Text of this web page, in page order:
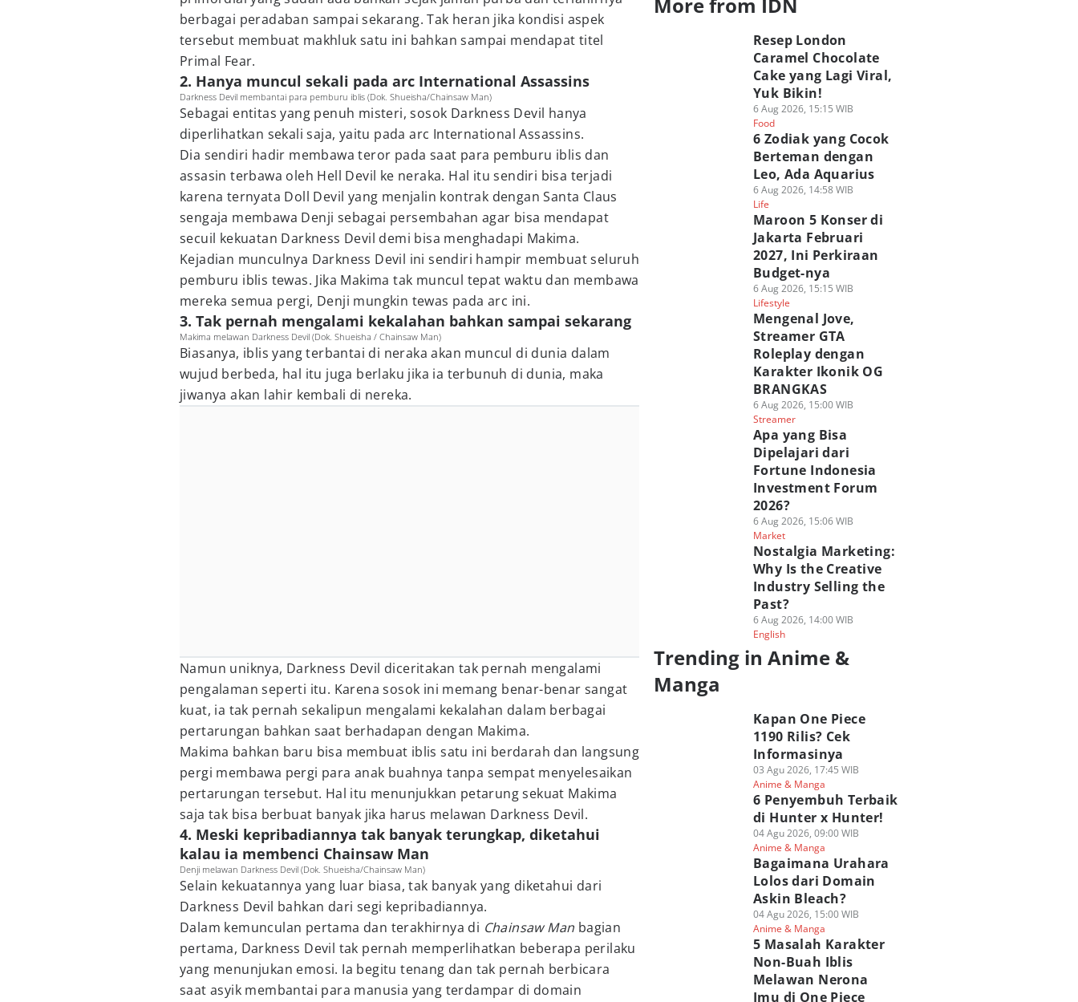
berbagai peradaban sampai sekarang. Tak heran jika kondisi aspek
tersebut membuat makhluk satu ini bahkan sampai mendapat titel
Primal Fear.
2. Hanya muncul sekali pada arc International Assassins
Darkness Devil membantai para pemburu iblis (Dok. Shueisha/Chainsaw Man)
Sebagai entitas yang penuh misteri, sosok Darkness Devil hanya
diperlihatkan sekali saja, yaitu pada arc International Assassins.
Dia sendiri hadir membawa teror pada saat para pemburu iblis dan
assasin terbawa oleh Hell Devil ke neraka. Hal itu sendiri bisa terjadi
karena ternyata Doll Devil yang menjalin kontrak dengan Santa Claus
sengaja membawa Denji sebagai persembahan agar bisa mendapat
secuil kekuatan Darkness Devil demi bisa menghadapi Makima.
Kejadian munculnya Darkness Devil ini sendiri hampir membuat seluruh
pemburu iblis tewas. Jika Makima tak muncul tepat waktu dan membawa
mereka semua pergi, Denji mungkin tewas pada arc ini.
3. Tak pernah mengalami kekalahan bahkan sampai sekarang
Makima melawan Darkness Devil (Dok. Shueisha / Chainsaw Man)
Biasanya, iblis yang terbantai di neraka akan muncul di dunia dalam
wujud berbeda, hal itu juga berlaku jika ia terbunuh di dunia, maka
jiwanya akan lahir kembali di nereka.
Namun uniknya, Darkness Devil diceritakan tak pernah mengalami
pengalaman seperti itu. Karena sosok ini memang benar-benar sangat
kuat, ia tak pernah sekalipun mengalami kekalahan dalam berbagai
pertarungan bahkan saat berhadapan dengan Makima.
Makima bahkan baru bisa membuat iblis satu ini berdarah dan langsung
pergi membawa pergi para anak buahnya tanpa sempat menyelesaikan
pertarungan tersebut. Hal itu menunjukkan petarung sekuat Makima
saja tak bisa berbuat banyak jika harus melawan Darkness Devil.
4. Meski kepribadiannya tak banyak terungkap, diketahui
kalau ia membenci Chainsaw Man
Denji melawan Darkness Devil (Dok. Shueisha/Chainsaw Man)
Selain kekuatannya yang luar biasa, tak banyak yang diketahui dari
Darkness Devil bahkan dari segi kepribadiannya.
Dalam kemunculan pertama dan terakhirnya di Chainsaw Man bagian
pertama, Darkness Devil tak pernah memperlihatkan beberapa perilaku
yang menunjukan emosi. Ia begitu tenang dan tak pernah berbicara
saat asyik membantai para manusia yang terdampar di domain
Resep London
Caramel Chocolate
Cake yang Lagi Viral,
Yuk Bikin!
6 Aug 2026, 15:15 WIB
Food
6 Zodiak yang Cocok
Berteman dengan
Leo, Ada Aquarius
6 Aug 2026, 14:58 WIB
Life
Maroon 5 Konser di
Jakarta Februari
2027, Ini Perkiraan
Budget-nya
6 Aug 2026, 15:15 WIB
Lifestyle
Mengenal Jove,
Streamer GTA
Roleplay dengan
Karakter Ikonik OG
BRANGKAS
6 Aug 2026, 15:00 WIB
Streamer
Apa yang Bisa
Dipelajari dari
Fortune Indonesia
Investment Forum
2026?
6 Aug 2026, 15:06 WIB
Market
Nostalgia Marketing:
Why Is the Creative
Industry Selling the
Past?
6 Aug 2026, 14:00 WIB
English
Trending in Anime &
Manga
Kapan One Piece
1190 Rilis? Cek
Informasinya
03 Agu 2026, 17:45 WIB
Anime & Manga
6 Penyembuh Terbaik
di Hunter x Hunter!
04 Agu 2026, 09:00 WIB
Anime & Manga
Bagaimana Urahara
Lolos dari Domain
Askin Bleach?
04 Agu 2026, 15:00 WIB
Anime & Manga
5 Masalah Karakter
Non-Buah Iblis
Melawan Nerona
Imu di One Piece